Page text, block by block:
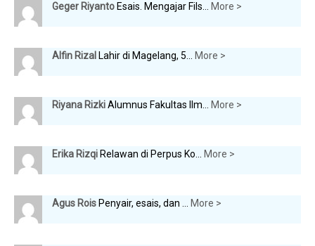
Geger Riyanto Esais. Mengajar Fils... More >
Alfin Rizal Lahir di Magelang, 5... More >
Riyana RizkiAlumnus Fakultas Ilm... More >
Erika Rizqi Relawan di Perpus Ko... More >
Agus Rois Penyair, esais, dan ... More >